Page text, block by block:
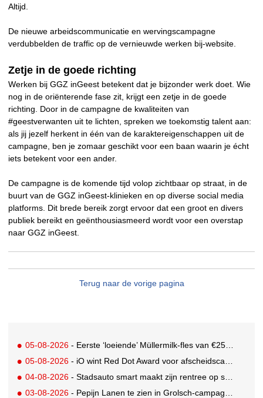
Altijd.
De nieuwe arbeidscommunicatie en wervingscampagne
verdubbelden de traffic op de vernieuwde werken bij-website.
Zetje in de goede richting
Werken bij GGZ inGeest betekent dat je bijzonder werk doet. Wie
nog in de oriënterende fase zit, krijgt een zetje in de goede
richting. Door in de campagne de kwaliteiten van
#geestverwanten uit te lichten, spreken we toekomstig talent aan:
als jij jezelf herkent in één van de karaktereigenschappen uit de
campagne, ben je zomaar geschikt voor een baan waarin je écht
iets betekent voor een ander.
De campagne is de komende tijd volop zichtbaar op straat, in de
buurt van de GGZ inGeest-klinieken en op diverse social media
platforms. Dit brede bereik zorgt ervoor dat een groot en divers
publiek bereikt en geënthousiasmeerd wordt voor een overstap
naar GGZ inGeest.
Terug naar de vorige pagina
05-08-2026 - Eerste ‘loeiende’ Müllermilk-fles van €25.000,- gevonden
05-08-2026 - iO wint Red Dot Award voor afscheidscampagne Peter Houtman bij Feyenoord
04-08-2026 - Stadsauto smart maakt zijn rentree op straat met een wereldwijde muurschilderingcampagne
03-08-2026 - Pepijn Lanen te zien in Grolsch-campagne voor nieuwe Grolsch CAL